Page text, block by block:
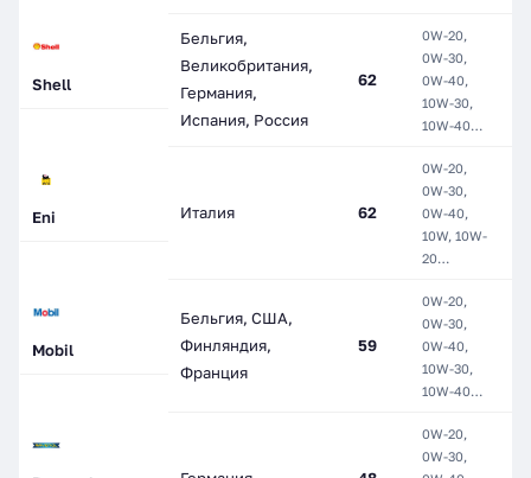
Shell
Бельгия,
Великобритания,
Германия,
Испания, Россия
62
0W-20,
0W-30,
0W-40,
10W-30,
10W-40…
Eni Италия 62
0W-20,
0W-30,
0W-40,
10W, 10W-
20…
Mobil
Бельгия, США,
Финляндия,
Франция
59
0W-20,
0W-30,
0W-40,
10W-30,
10W-40…
0W-20,
0W-30,